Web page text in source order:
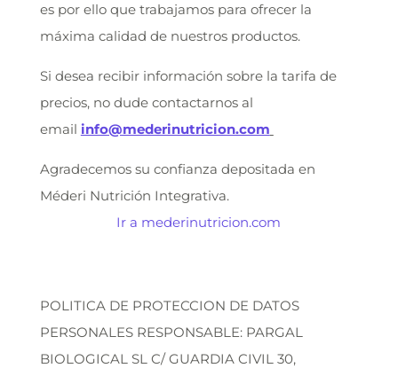
es por ello que trabajamos para ofrecer la
máxima calidad de nuestros productos.
Si desea recibir información sobre la tarifa de
precios, no dude contactarnos al
email info@mederinutricion.com
Agradecemos su confianza depositada en
Méderi Nutrición Integrativa.
Ir a mederinutricion.com
POLITICA DE PROTECCION DE DATOS
PERSONALES RESPONSABLE: PARGAL
BIOLOGICAL SL C/ GUARDIA CIVIL 30,